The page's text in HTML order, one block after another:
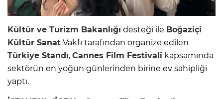
Kültür ve Turizm Bakanlığı desteği ile Boğaziçi
Kültür Sanat Vakfı tarafından organize edilen
Türkiye Standı, Cannes Film Festivali kapsamında
sektörün en yoğun günlerinden birine ev sahipliği
yaptı.